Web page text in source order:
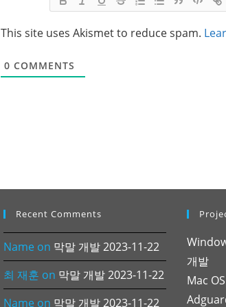
This site uses Akismet to reduce spam.
0 COMMENTS
Recent Comments
Name on 막말 개발 2023-11-22
최 재훈 on 막말 개발 2023-11-22
Name on 막말 개발 2023-11-22
개발
Mac